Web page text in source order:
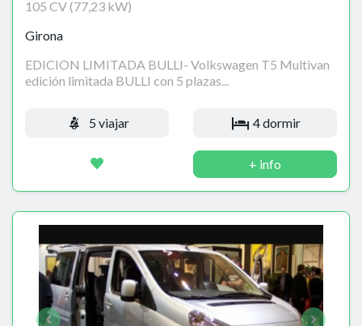
105 CV (77,23 kW)
Girona
EDICION LIMITADA BULLI- Volkswagen T5 Multivan
edición limitada BULLI con 5 plazas...
5 viajar 4 dormir
+ info